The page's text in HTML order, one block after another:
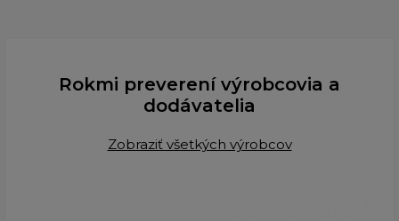
Rokmi preverení výrobcovia a
dodávatelia
Zobraziť všetkých výrobcov